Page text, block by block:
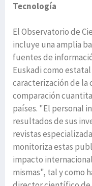
Tecnología
El Observatorio de
incluye una amplia
fuentes de
Euskadi como
caracterización de la
comparación
países. "El personal
resultados de sus
revistas
monitoriza estas
impacto
mismas", tal y como